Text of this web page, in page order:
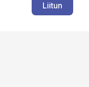
Liitun